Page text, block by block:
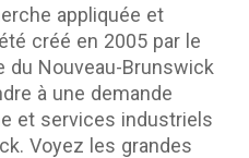
appliquée et
créé en 2005 par le
du Nouveau-Brunswick
à une demande
et services industriels
Voyez les grandes